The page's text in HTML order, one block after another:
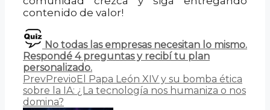
contenido de valor!
No todas las empresas necesitan lo mismo.
Respondé 4 preguntas y recibí tu plan
personalizado.
PrevPrevioEl Papa León XIV y su bomba ética
sobre la IA: ¿La tecnología nos humaniza o nos
domina?